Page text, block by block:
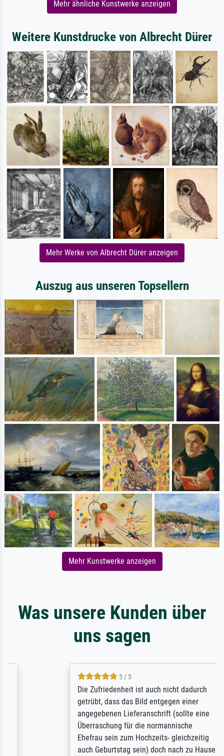
Mehr ähnliche Kunstwerke anzeigen
Weitere Kunstdrucke von Albrecht Dürer
Mehr Werke von Albrecht Dürer anzeigen
Auszug aus unseren Topsellern
Mehr Kunstwerke anzeigen
Was unsere Kunden über
uns sagen
5 / 5
Die Zufriedenheit ist auch nicht dadurch
getrübt, dass das Bild entgegen einer
angegebenen Lieferanschrift (sollte eine
Überraschung für die normannische
Ehefrau sein zum Hochzeits- gleichzeitig
auch Geburtstag sein) doch nach zu Hause